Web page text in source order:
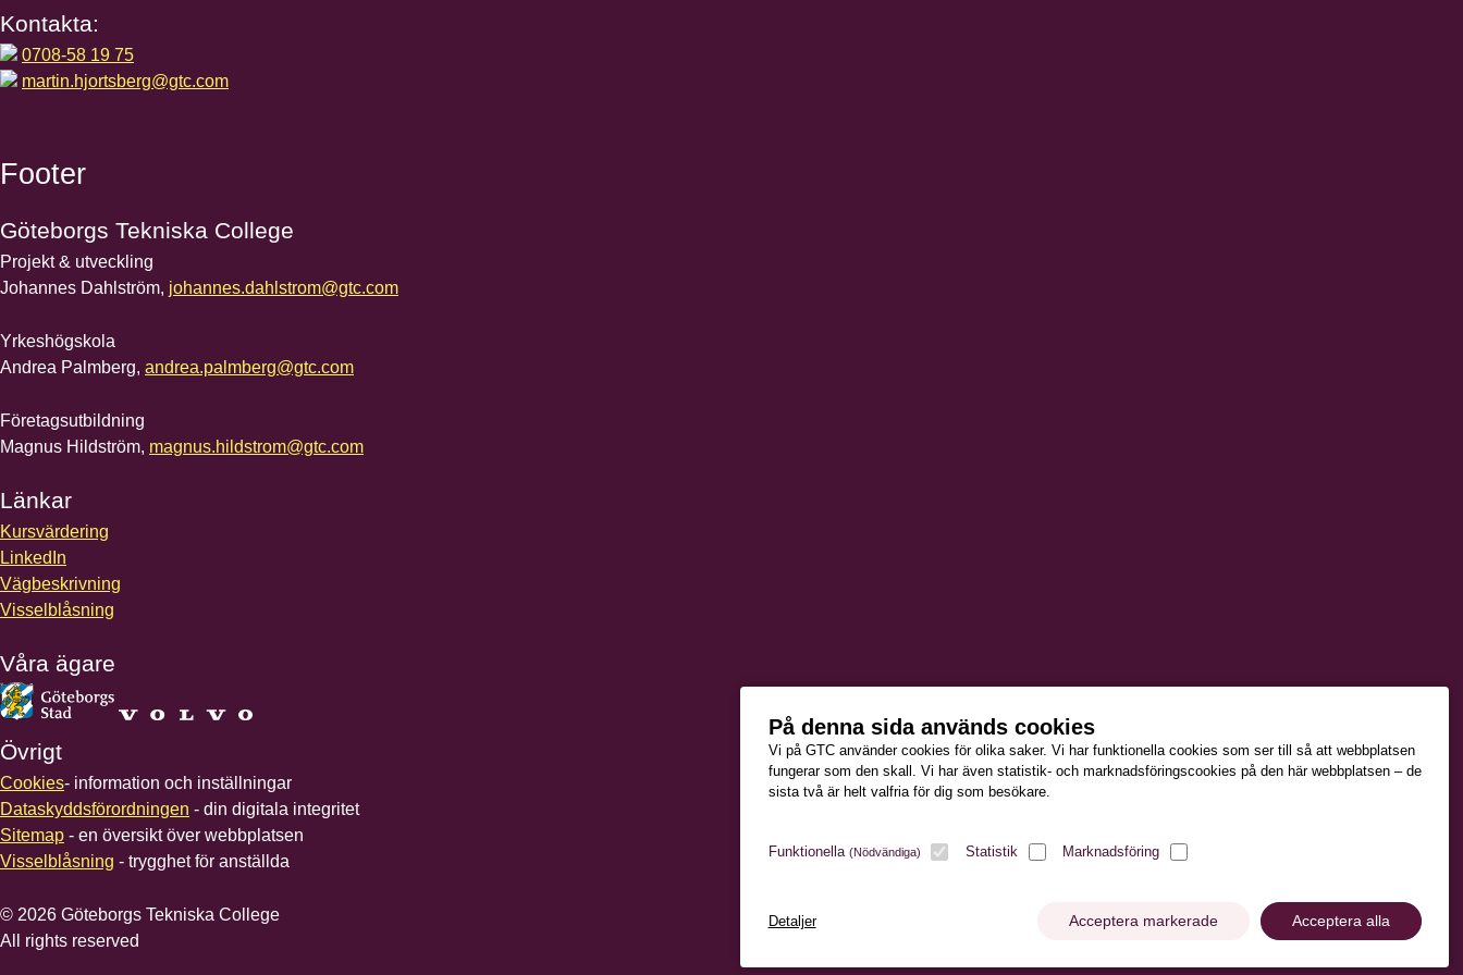
På denna sida används cookies
Vi på GTC använder cookies för olika saker. Vi har funktionella cookies som ser till så att webbplatsen
fungerar som den skall. Vi har även statistik- och marknadsföringscookies på den här webbplatsen – de
sista två är helt valfria för dig som besökare.
Funktionella (Nödvändiga) Statistik Marknadsföring
Detaljer Acceptera markerade Acceptera alla
Kontakta:
0708-58 19 75
martin.hjortsberg@gtc.com
Footer
Göteborgs Tekniska College
Projekt & utveckling
Johannes Dahlström, johannes.dahlstrom@gtc.com
Yrkeshögskola
Andrea Palmberg, andrea.palmberg@gtc.com
Företagsutbildning
Magnus Hildström, magnus.hildstrom@gtc.com
Länkar
Kursvärdering
LinkedIn
Vägbeskrivning
Visselblåsning
Våra ägare
Övrigt
Cookies- information och inställningar
Dataskyddsförordningen - din digitala integritet
Sitemap - en översikt över webbplatsen
Visselblåsning - trygghet för anställda
© 2026 Göteborgs Tekniska College
All rights reserved